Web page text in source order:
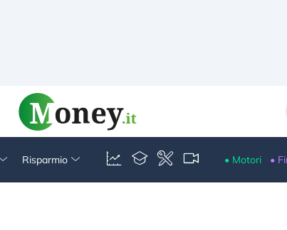
Risparmio • Motori •